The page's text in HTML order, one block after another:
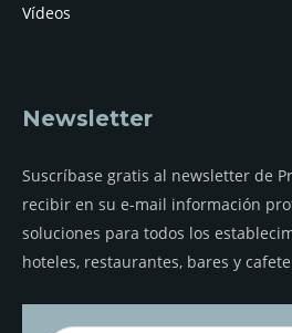
Vídeos
Newsletter
Suscríbase gratis al newsletter de
recibir en su e-mail información
soluciones para todos los
hoteles, restaurantes, bares y